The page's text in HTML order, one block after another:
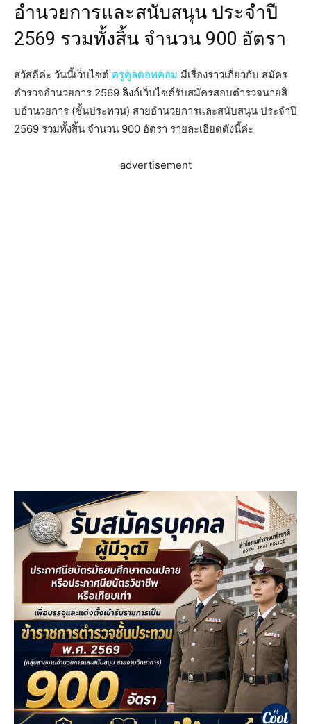
อำนวยการและสนับสนุน ประจำปี
2569 รวมทั้งสิ้น จำนวน 900 อัตรา
สวัสดีค่ะ วันนี้เว็บไซต์ ครูคูลดอทคอม มีเรื่องราวเกี่ยวกับ สมัคร
ตํารวจอํานวยการ 2569 ลิงก์เว็บไซต์รับสมัครสอบตํารวจนายสิ
บอํานวยการ (ชั้นประทวน) สายอำนวยการและสนับสนุน ประจำปี
2569 รวมทั้งสิ้น จำนวน 900 อัตรา รายละเอียดดังนี้ค่ะ
advertisement